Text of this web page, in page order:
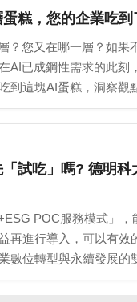
糕，您的企業吃到
？您又在哪一層？如果
AI已成鋼性需求的此刻
到這塊AI蛋糕，洞察觀
試吃」嗎? 德明科
POC服務模式」，
再進行導入，可以有效
數位轉型與永續發展的